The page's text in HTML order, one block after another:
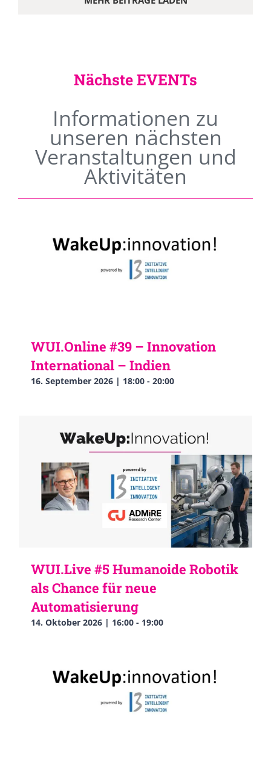
Nächste EVENTs
Informationen zu
unseren nächsten
Veranstaltungen und
Aktivitäten
WUI.Online #39 – Innovation
International – Indien
16. September 2026 | 18:00 - 20:00
WUI.Live #5 Humanoide Robotik
als Chance für neue
Automatisierung
14. Oktober 2026 | 16:00 - 19:00